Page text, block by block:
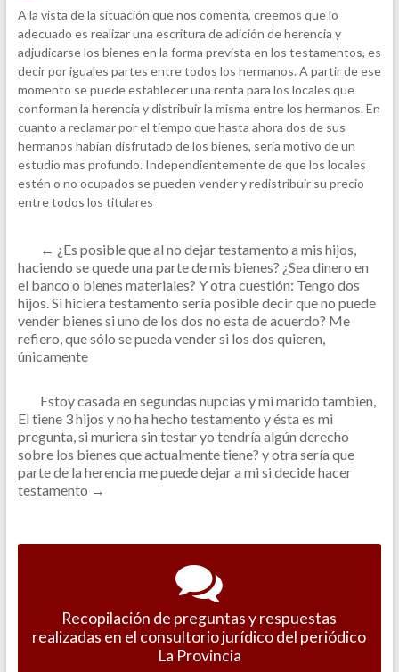
c
e
b
o
o
k
A la vista de la situación que nos comenta, creemos que lo
adecuado es realizar una escritura de adición de herencia y
adjudicarse los bienes en la forma prevista en los testamentos, es
decir por iguales partes entre todos los hermanos. A partir de ese
momento se puede establecer una renta para los locales que
conforman la herencia y distribuir la misma entre los hermanos. En
cuanto a reclamar por el tiempo que hasta ahora dos de sus
hermanos habían disfrutado de los bienes, sería motivo de un
estudio mas profundo. Independientemente de que los locales
estén o no ocupados se pueden vender y redistribuir su precio
entre todos los titulares
← ¿Es posible que al no dejar testamento a mis hijos,
haciendo se quede una parte de mis bienes? ¿Sea dinero en
el banco o bienes materiales? Y otra cuestión: Tengo dos
hijos. Si hiciera testamento sería posible decir que no puede
vender bienes si uno de los dos no esta de acuerdo? Me
refiero, que sólo se pueda vender si los dos quieren,
únicamente
Estoy casada en segundas nupcias y mi marido tambien,
El tiene 3 hijos y no ha hecho testamento y ésta es mi
pregunta, si muriera sin testar yo tendría algún derecho
sobre los bienes que actualmente tiene? y otra sería que
parte de la herencia me puede dejar a mi si decide hacer
testamento →
Recopilación de preguntas y respuestas
realizadas en el consultorio jurídico del periódico
La Provincia